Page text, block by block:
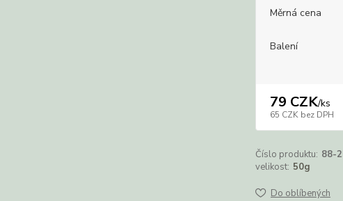
Měrná cena
Balení
79 CZK/ks
65 CZK bez DPH
Číslo produktu: 88-
velikost: 50g
Do oblíbených